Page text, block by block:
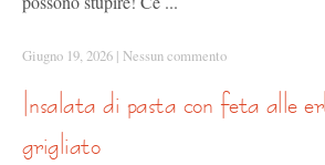
Giugno 19, 2026 | Nessun commento
insalata di pasta con feta alle erbe e pollo
grigliato